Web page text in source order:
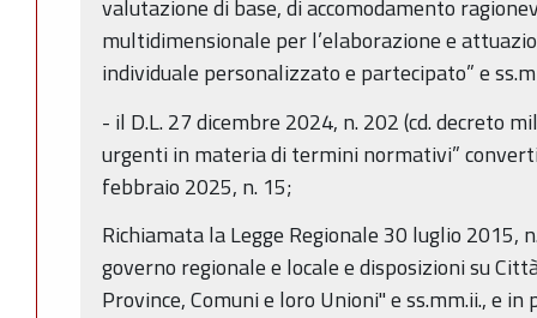
valutazione di base, di accomodamento
multidimensionale per l’elaborazione e
individuale personalizzato e partecipato” e
- il D.L. 27 dicembre 2024, n. 202 (cd. decreto
urgenti in materia di termini normativi”
febbraio 2025, n. 15;
Richiamata la Legge Regionale 30 luglio 2015,
governo regionale e locale e disposizioni su
Province, Comuni e loro Unioni" e ss.mm.ii., e in